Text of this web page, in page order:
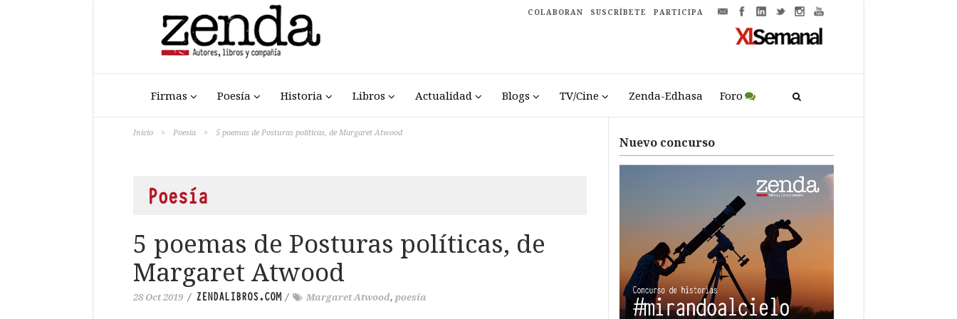
COLABORAN SUSCRÍBETE PARTICIPA
Firmas Poesía Historia Libros Actualidad Blogs TV/Cine Zenda-Edhasa Foro
Inicio > Poesía > 5 poemas de Posturas políticas, de Margaret Atwood
Poesía
5 poemas de Posturas políticas, de
Margaret Atwood
28 Oct 2019 / ZENDALIBROS.COM/ Margaret Atwood, poesía
Nuevo concurso